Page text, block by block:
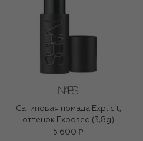
Сатиновая помада Explicit,
оттенок Exposed (3,8g)
5 600 ₽